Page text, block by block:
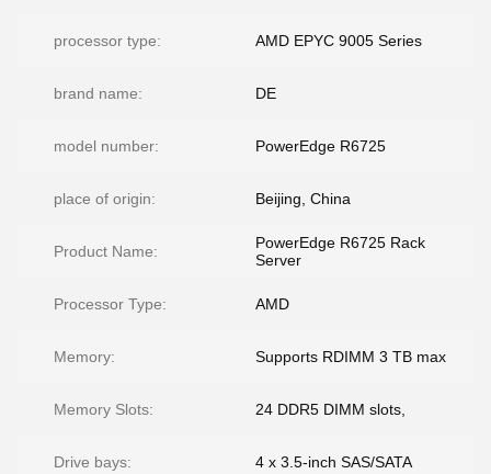
processor type: AMD EPYC 9005 Series
brand name: DE
model number: PowerEdge R6725
place of origin: Beijing, China
Product Name:
PowerEdge R6725 Rack
Server
Processor Type: AMD
Memory: Supports RDIMM 3 TB max
Memory Slots: 24 DDR5 DIMM slots,
Drive bays: 4 x 3.5-inch SAS/SATA